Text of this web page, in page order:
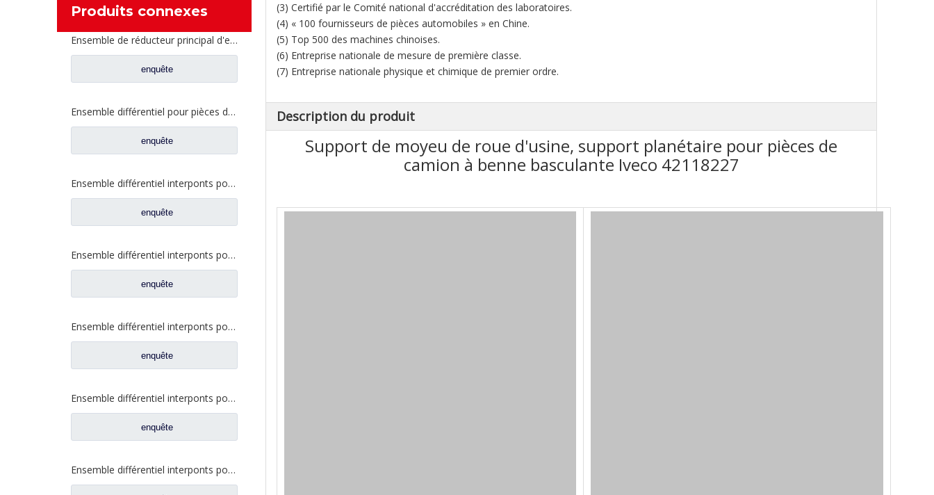
Produits connexes
Ensemble de réducteur principal d'essieu intermédiaire pour pièces de camion Shacman Delong
enquête
Ensemble différentiel pour pièces de rechange de camion Dongfeng 2510ZHS01-410
enquête
Ensemble différentiel interponts pour Prats de rechange de camion Faw Jiefang A6E 2507057-A6E/A
enquête
Ensemble différentiel interponts pour Prats de rechange de camion Faw Jiefang 2507057-A4C
enquête
Ensemble différentiel interponts pour Prats W2502107D04A de rechange de camion de Faw Jiefang
enquête
Ensemble différentiel interponts pour Prats de rechange de camion Faw Jiefang 2507055-K5H
enquête
Ensemble différentiel interponts pour Prats de rechange de camion Faw Jiefang A0E 2507055-K5H
(3) Certifié par le Comité national d'accréditation des laboratoires.
(4) « 100 fournisseurs de pièces automobiles » en Chine.
(5) Top 500 des machines chinoises.
(6) Entreprise nationale de mesure de première classe.
(7) Entreprise nationale physique et chimique de premier ordre.
Description du produit
Support de moyeu de roue d'usine, support planétaire pour pièces de
camion à benne basculante Iveco 42118227